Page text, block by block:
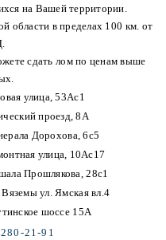
на Вашей территории.
области в пределах 100 км. от
сдать лом по ценам выше
улица, 53Ас1
проезд, 8А
Дорохова, 6с5
улица, 10Ас17
Прошлякова, 28с1
ул. Ямская вл.4
шоссе 15А
21-91